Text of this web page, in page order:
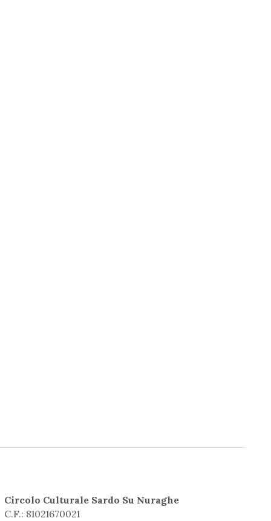
Circolo Culturale Sardo Su Nuraghe
C.F.: 81021670021